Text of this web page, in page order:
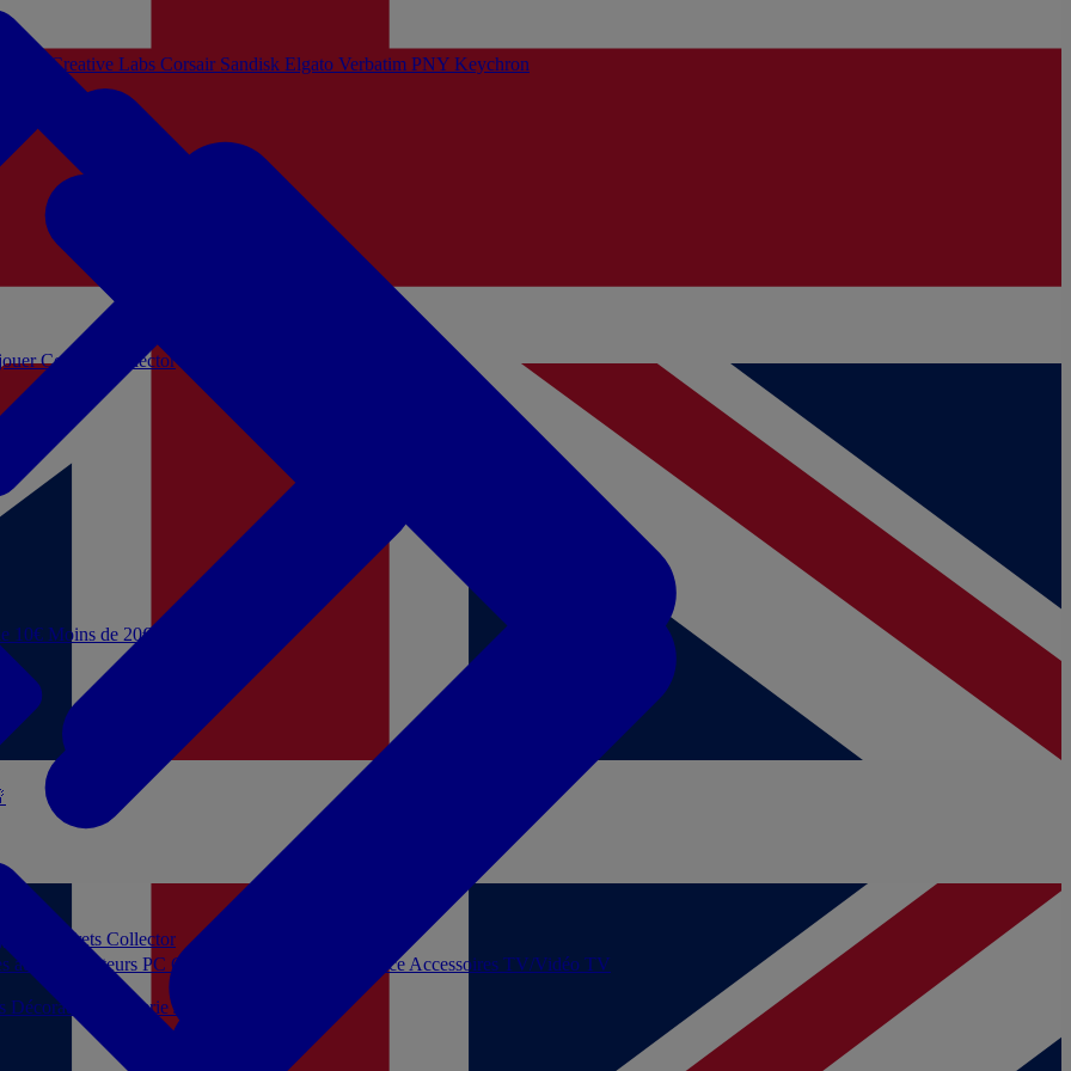
10€ Moins de 20€
Décoration PapeterieJeux de société
Coffrets Collector
Coffrets Collector
audio Moniteurs PC Casques filaires Audio Licence Accessoires TV/Vidéo TV
Creative Labs Corsair Sandisk Elgato Verbatim PNY Keychron